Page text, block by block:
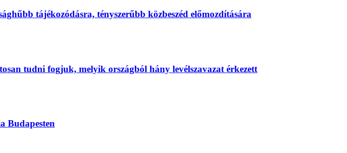
tájékozódásra, tényszerűbb közbeszéd előmozdítására
tudni fogjuk, melyik országból hány levélszavazat érkezett
Budapesten